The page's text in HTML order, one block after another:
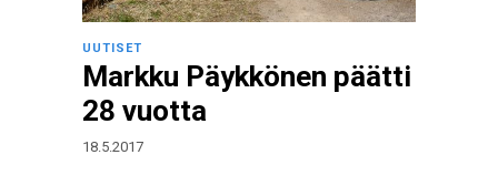
UUTISET
Markku Päykkönen päätti
28 vuotta
18.5.2017